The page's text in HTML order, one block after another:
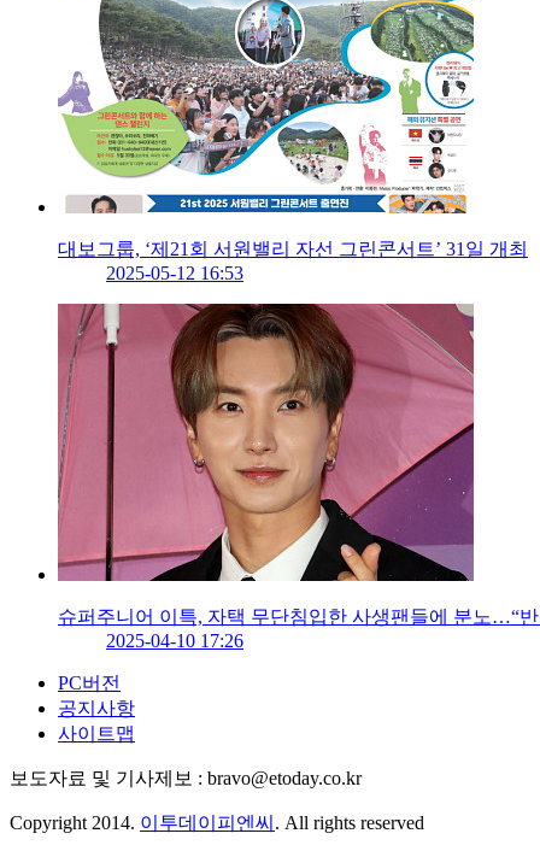
대보그룹, ‘제21회 서원밸리 자선 그린콘서트’ 31일 개최
2025-05-12 16:53
슈퍼주니어 이특, 자택 무단침입한 사생팬들에 분노…“
2025-04-10 17:26
PC버전
공지사항
사이트맵
보도자료 및 기사제보 : bravo@etoday.co.kr
Copyright 2014. 이투데이피엔씨 . All rights reserved